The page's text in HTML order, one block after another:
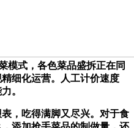
模式，各色菜品盛拆正在同
细化运营。人工计价速度
。
，吃得满脚又尽兴。对于食